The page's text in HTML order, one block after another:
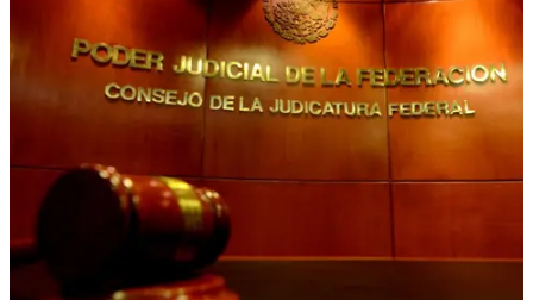
RECIENTE
El 1 de junio será el Día de la
Democracia con elección del
Poder Judicial